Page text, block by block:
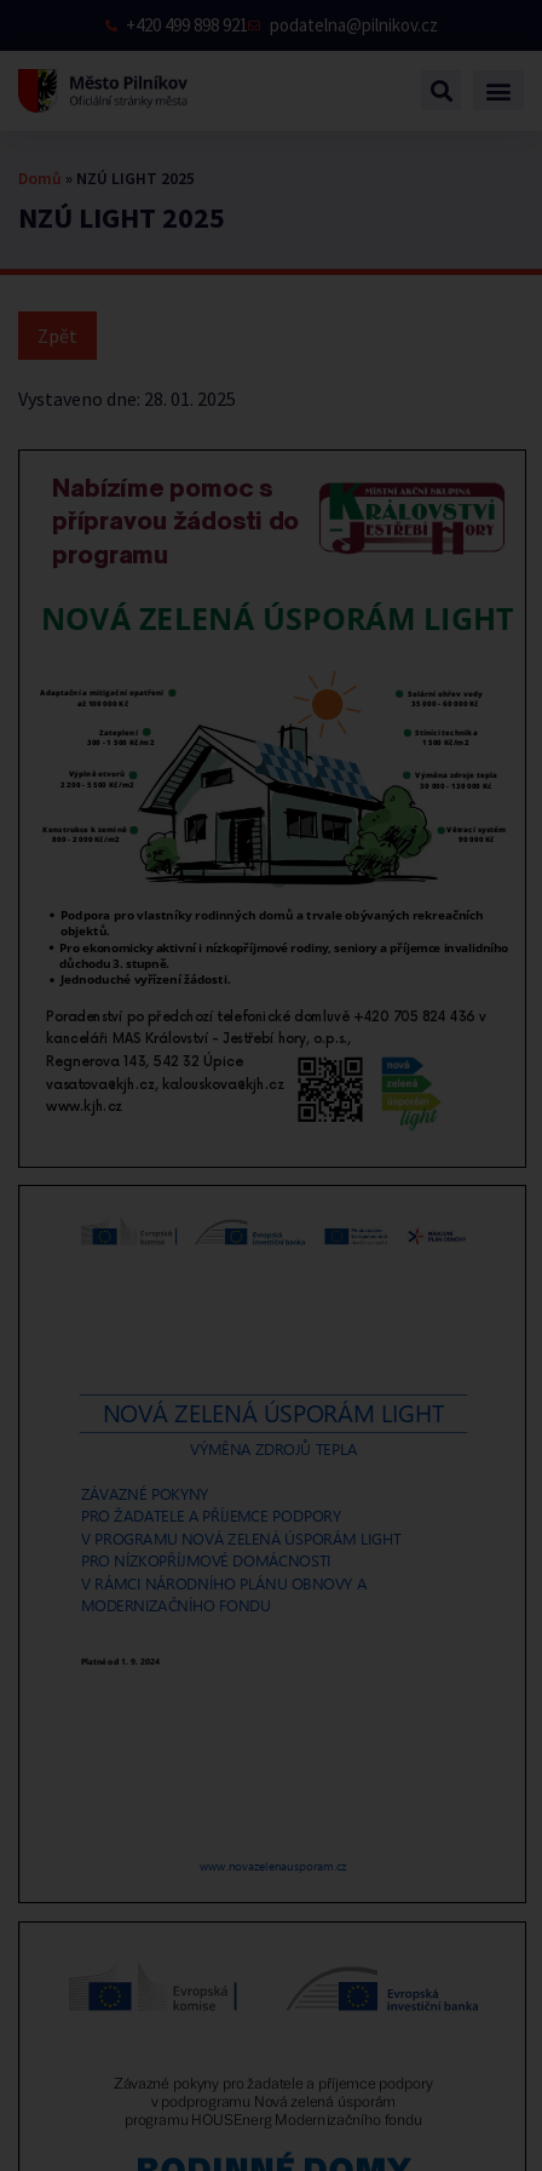
+420 499 898 921 podatelna@pilnikov.cz
NZÚ LIGHT 2025
Domů » NZÚ LIGHT 2025
Vystaveno dne: 28. 01. 2025